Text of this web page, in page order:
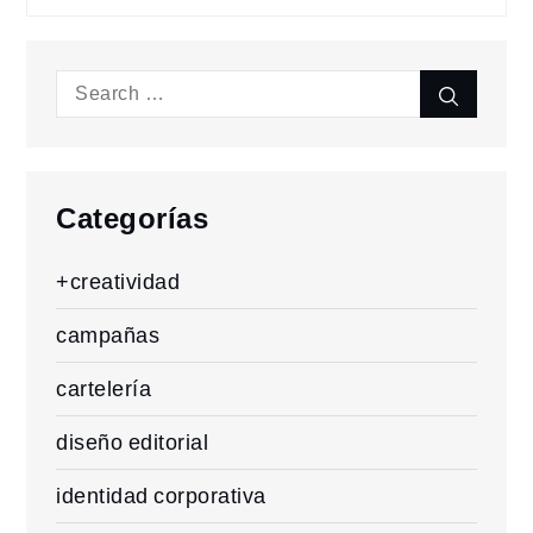
Search
Categorías
+creatividad
campañas
cartelería
diseño editorial
identidad corporativa